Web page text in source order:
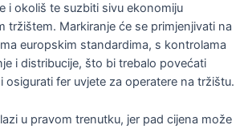
i okoliš te suzbiti sivu ekonomiju
tržištem. Markiranje će se primjenjivati na
europskim standardima, s kontrolama
i distribucije, što bi trebalo povećati
osigurati fer uvjete za operatere na tržištu.
u pravom trenutku, jer pad cijena može